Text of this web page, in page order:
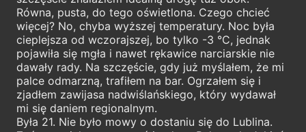
Równa, pusta, do tego oświetlona. Czego chcieć
więcej? No, chyba wyższej temperatury. Noc była
cieplejsza od wczorajszej, bo tylko -3 °C, jednak
pojawiła się mgła i nawet rękawice narciarskie nie
dawały rady. Na szczęście, gdy już myślałem, że mi
palce odmarzną, trafiłem na bar. Ogrzałem się i
zjadłem zawijasa nadwiślańskiego, który wydawał
mi się daniem regionalnym.
Była 21. Nie było mowy o dostaniu się do Lublina.